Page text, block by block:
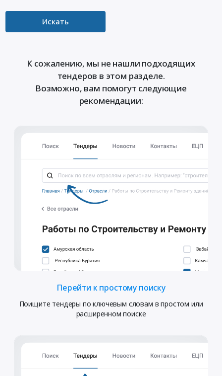
Искать
К сожалению, мы не нашли подходящих
тендеров в этом разделе.
Возможно, вам помогут следующие
рекомендации:
Перейти к простому поиску
Поищите тендеры по ключевым словам в простом или
расширенном поиске